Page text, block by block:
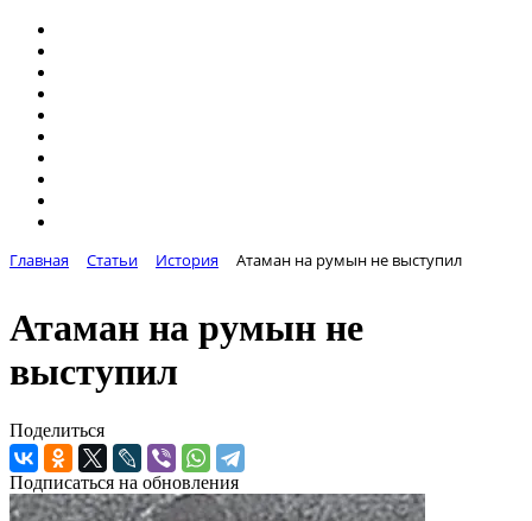
Главная Статьи История Атаман на румын не выступил
Атаман на румын не
выступил
Поделиться
Подписаться на обновления